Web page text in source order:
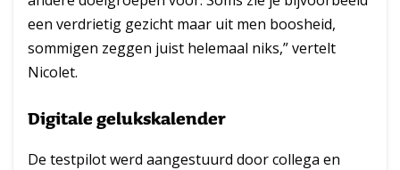
een verdrietig gezicht maar uit men boosheid,
sommigen zeggen juist helemaal niks,” vertelt
Nicolet.
Digitale gelukskalender
De testpilot werd aangestuurd door collega en